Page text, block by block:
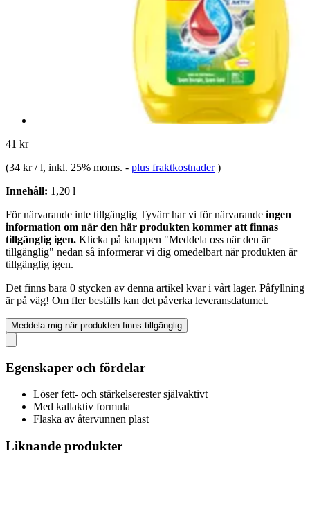
41 kr
(34 kr / l, inkl. 25% moms. - plus fraktkostnader )
Innehåll: 1,20 l
För närvarande inte tillgänglig Tyvärr har vi för närvarande ingen
information om när den här produkten kommer att finnas
tillgänglig igen. Klicka på knappen "Meddela oss när den är
tillgänglig" nedan så informerar vi dig omedelbart när produkten är
tillgänglig igen.
Det finns bara 0 stycken av denna artikel kvar i vårt lager. Påfyllning
är på väg! Om fler beställs kan det påverka leveransdatumet.
Meddela mig när produkten finns tillgänglig
Egenskaper och fördelar
Löser fett- och stärkelserester självaktivt
Med kallaktiv formula
Flaska av återvunnen plast
Liknande produkter